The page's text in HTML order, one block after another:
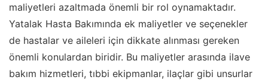
maliyetleri azaltmada önemli bir rol oynamaktadır.
Yatalak Hasta Bakımında ek maliyetler ve seçenekler
de hastalar ve aileleri için dikkate alınması gereken
önemli konulardan biridir. Bu maliyetler arasında ilave
bakım hizmetleri, tıbbi ekipmanlar, ilaçlar gibi unsurlar